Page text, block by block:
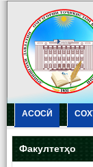
АСОСӢ
Факултетҳо